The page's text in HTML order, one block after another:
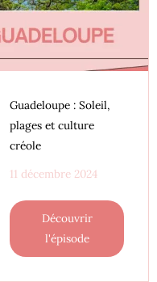
Guadeloupe : Soleil,
plages et culture
créole
11 décembre 2024
Découvrir
l'épisode